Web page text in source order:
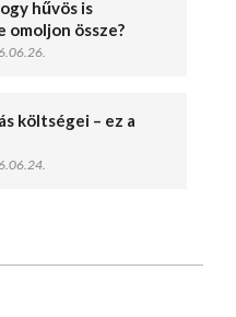
hűvös is
omoljon össze?
költségei – ez a